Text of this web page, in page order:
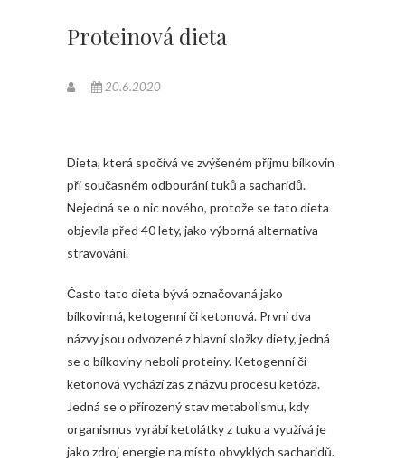
Proteinová dieta
20.6.2020
Dieta, která spočívá ve zvýšeném příjmu bílkovin
při současném odbourání tuků a sacharidů.
Nejedná se o nic nového, protože se tato dieta
objevila před 40 lety, jako výborná alternativa
stravování.
Často tato dieta bývá označovaná jako
bílkovinná, ketogenní či ketonová. První dva
názvy jsou odvozené z hlavní složky diety, jedná
se o bílkoviny neboli proteiny. Ketogenní či
ketonová vychází zas z názvu procesu ketóza.
Jedná se o přirozený stav metabolismu, kdy
organismus vyrábí ketolátky z tuku a využívá je
jako zdroj energie na místo obvyklých sacharidů.